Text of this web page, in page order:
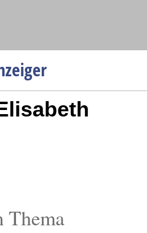
Thema